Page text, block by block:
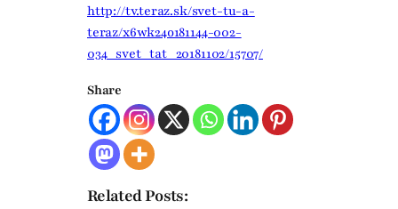
http://tv.teraz.sk/svet-tu-a-
teraz/x6wk24o181144-002-
034_svet_tat_20181102/15707/
Share
Related Posts: